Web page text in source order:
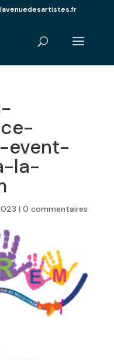
event-
la-
| 0 commentaires